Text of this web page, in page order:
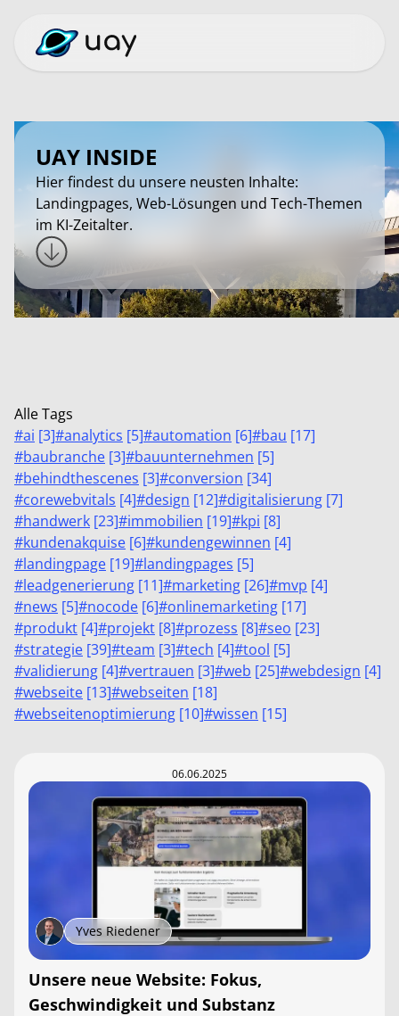
UAY INSIDE
Hier findest du unsere neusten Inhalte:
Landingpages, Web-Lösungen und Tech-Themen
im KI-Zeitalter.
Alle Tags
#ai [3]#analytics [5]#automation [6]#bau [17]
#baubranche [3]#bauunternehmen [5]
#behindthescenes [3]#conversion [34]
#corewebvitals [4]#design [12]#digitalisierung [7]
#handwerk [23]#immobilien [19]#kpi [8]
#kundenakquise [6]#kundengewinnen [4]
#landingpage [19]#landingpages [5]
#leadgenerierung [11]#marketing [26]#mvp [4]
#news [5]#nocode [6]#onlinemarketing [17]
#produkt [4]#projekt [8]#prozess [8]#seo [23]
#strategie [39]#team [3]#tech [4]#tool [5]
#validierung [4]#vertrauen [3]#web [25]#webdesign [4]
#webseite [13]#webseiten [18]
#webseitenoptimierung [10]#wissen [15]
06.06.2025
Yves Riedener
Unsere neue Website: Fokus,
Geschwindigkeit und Substanz